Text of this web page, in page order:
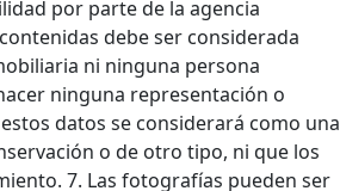
por parte de la agencia
debe ser considerada
ni ninguna persona
ninguna representación o
datos se considerará como una
o de otro tipo, ni que los
7. Las fotografías pueden ser